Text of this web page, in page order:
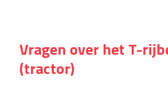
examen bromfiets.
Vragen over het T-
(tractor)